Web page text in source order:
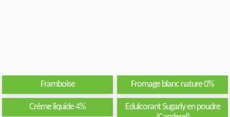
Framboise Fromage blanc nature 0%
Crème liquide 4%
Edulcorant Sugarly en poudre